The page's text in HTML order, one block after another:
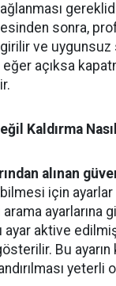
sonra,
ve
eğer açıksa
Kaldırma Nasıl
alınan
için
ayarlarına
ayar aktive
Bu
yeterli